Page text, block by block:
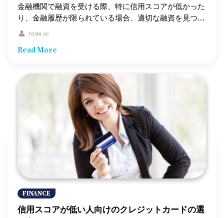
を狙って高金利や不利な条件を押し付けることがありま
す。信頼できる貸し手を選ぶことが重要です。 規制の
状況 日本国内でも、融資業界は消費者を保護するため
には上限が設定されており、透明性のある取引が求めら
る場合があるため、借り手は自分の地域で適用される規
制をよく理解しておくことが重要です。 申し込み前に
考慮すべきポイント 1. […]
とが多い。 – 地域に根ざした、親しみやすいサービス。
– 比較的簡単な承認プロセス。 – 考慮事項: – 会員資格が
必要な場合がある。 – 大手銀行に比べて支店やサービス
プラットフォームは、近年、その利便性とスピードから
即日融資が可能です。 – 主な利点: – 申請から承認まで
が迅速。 – 即日で資金を受け取ることが可能。 – ローン
金額や期間の選択肢が豊富。 – 考慮事項: – 金利が高い
場合がある。 – カスタマーサポートが限定的な場合があ
る。 ピアツーピア（P2P）レンディング P2Pレンディン
グは、個人がオンラインプラットフォームを通じて直接
融資を行う仕組みです。借り手は、投資家から直接資金
を調達でき、場合によっては銀行よりも低金利で借りる
ことが可能です。 – 主な利点: – 低金利で借りられる可
能性がある。 […]
金融機関で融資を受ける際、特に信用スコアが低かった
り、金融履歴が限られている場合、適切な融資を見つけ
るのは容易ではありません。多くの伝統的な金融機関は
いと感じることもあるでしょう。しかし、日本国内に
した融資オプションが存在します。この記事では、審査
が比較的緩やかな融資オプションを紹介し、それぞれの
特徴について解説します。 審査が緩やかとは？ 「審査
が緩やか」とは、融資の申請時において、申請者の財務
状況を評価する際の基準が柔軟であることを指します。
通常、銀行や信用金庫などの伝統的な貸し手は、信用ス
コア、収入、負債比率などの項目を厳しく審査します。
しかし、審査が緩やかな貸し手は、雇用履歴や公共料金
の支払い実績、家賃支払履歴など、従来とは異なる要素
を重視することが多く、より多くの人に融資の機会を提
供しています。 審査が緩やかな融資オプションの種類
も審査基準が緩やかで、迅速に融資を受けられることが
team ac
Read More
FINANCE
信用スコアが低い人向けのクレジットカードの選